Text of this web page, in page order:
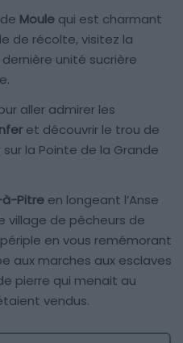
Moule qui est charmant
de récolte, visitez la
unité sucrière
aller admirer les
et découvrir le trou de
sur la Pointe de la Grande
Pitre en longeant l’Anse
village de pêcheurs de
en vous remémorant
aux marches aux esclaves
pierre qui menait au
vendus.